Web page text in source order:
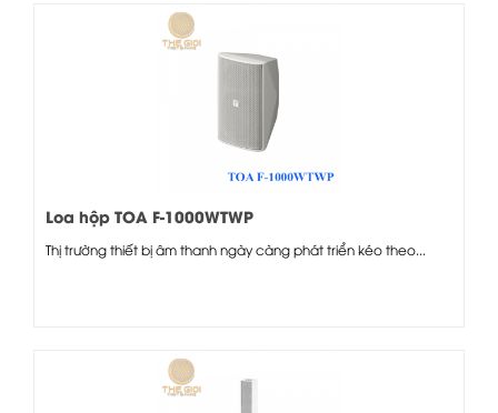
Loa hộp TOA F-1000WTWP
Thị trường thiết bị âm thanh ngày càng phát triển kéo theo...